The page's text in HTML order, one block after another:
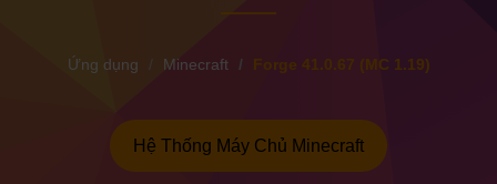
Ứng dụng Minecraft Forge 41.0.67 (MC 1.19)
Hệ Thống Máy Chủ Minecraft